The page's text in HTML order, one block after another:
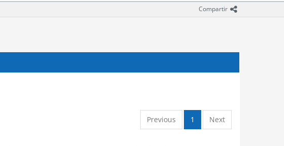
Compartir icono
Previous 1 Next